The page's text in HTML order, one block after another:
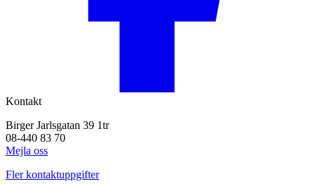
Kontakt
Birger Jarlsgatan 39 1tr
08-440 83 70
Mejla oss
Fler kontaktuppgifter